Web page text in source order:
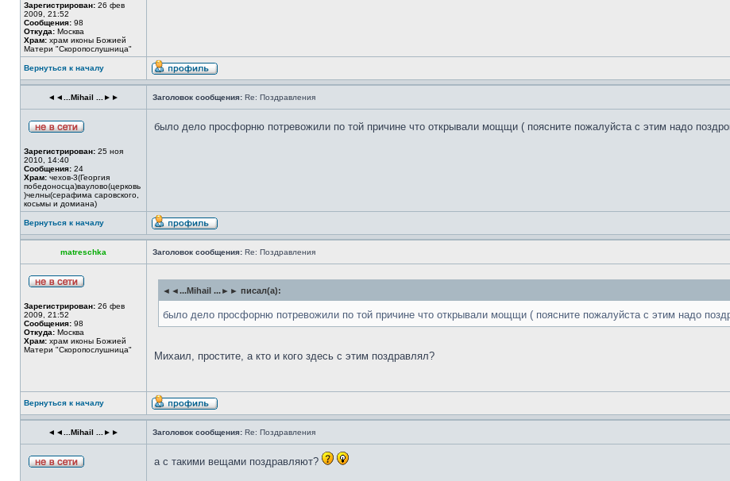
Зарегистрирован: 26 фев
2009, 21:52
Сообщения: 98
Откуда: Москва
Храм: храм иконы Божией
Матери "Скоропослушница"
Вернуться к началу
◄◄...Mihail ...►► Заголовок сообщения: Re: Поздравления
Зарегистрирован: 25 ноя
2010, 14:40
Сообщения: 24
Храм: чехов-3(Георгия
победоносца)ваулово(церковь
)челны(серафима саровского,
косьмы и домиана)
было дело просфорню потревожили по той причине что открывали мощщи ( поясните пожалуйста с этим надо
Вернуться к началу
matreschka Заголовок сообщения: Re: Поздравления
Зарегистрирован: 26 фев
2009, 21:52
Сообщения: 98
Откуда: Москва
Храм: храм иконы Божией
Матери "Скоропослушница"
◄◄...Mihail ...►► писал(а):
было дело просфорню потревожили по той причине что открывали мощщи ( поясните пожалуйста с этим надо
Михаил, простите, а кто и кого здесь с этим поздравлял?
Вернуться к началу
◄◄...Mihail ...►► Заголовок сообщения: Re: Поздравления
а с такими вещами поздравляют?